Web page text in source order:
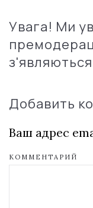
Увага! Ми
Добавить
Ваш адрес
КОММЕНТАРИЙ